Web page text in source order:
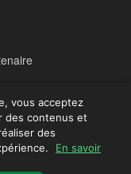
© 2026 EspaceAgro.
vous acceptez
des contenus et
des
En savoir